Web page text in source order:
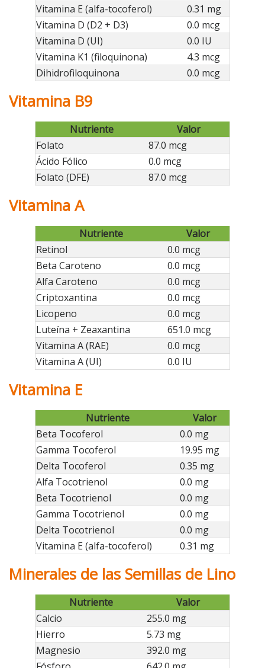
Vitamina E (alfa-tocoferol)
0.31 mg
Vitamina D (D2 + D3)
0.0 mcg
Vitamina D (UI)
0.0 IU
Vitamina K1 (filoquinona)
4.3 mcg
Dihidrofiloquinona
0.0 mcg
Vitamina B9
Nutriente
Valor
Folato
87.0 mcg
Ácido Fólico
0.0 mcg
Folato (DFE)
87.0 mcg
Vitamina A
Nutriente
Valor
Retinol
0.0 mcg
Beta Caroteno
0.0 mcg
Alfa Caroteno
0.0 mcg
Criptoxantina
0.0 mcg
Licopeno
0.0 mcg
Luteína + Zeaxantina
651.0 mcg
Vitamina A (RAE)
0.0 mcg
Vitamina A (UI)
0.0 IU
Vitamina E
Nutriente
Valor
Beta Tocoferol
0.0 mg
Gamma Tocoferol
19.95 mg
Delta Tocoferol
0.35 mg
Alfa Tocotrienol
0.0 mg
Beta Tocotrienol
0.0 mg
Gamma Tocotrienol
0.0 mg
Delta Tocotrienol
0.0 mg
Vitamina E (alfa-tocoferol)
0.31 mg
Minerales de las Semillas de Lino
Nutriente
Valor
Calcio
255.0 mg
Hierro
5.73 mg
Magnesio
392.0 mg